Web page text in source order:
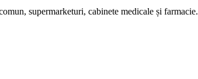
supermarketuri, cabinete medicale și farmacie.